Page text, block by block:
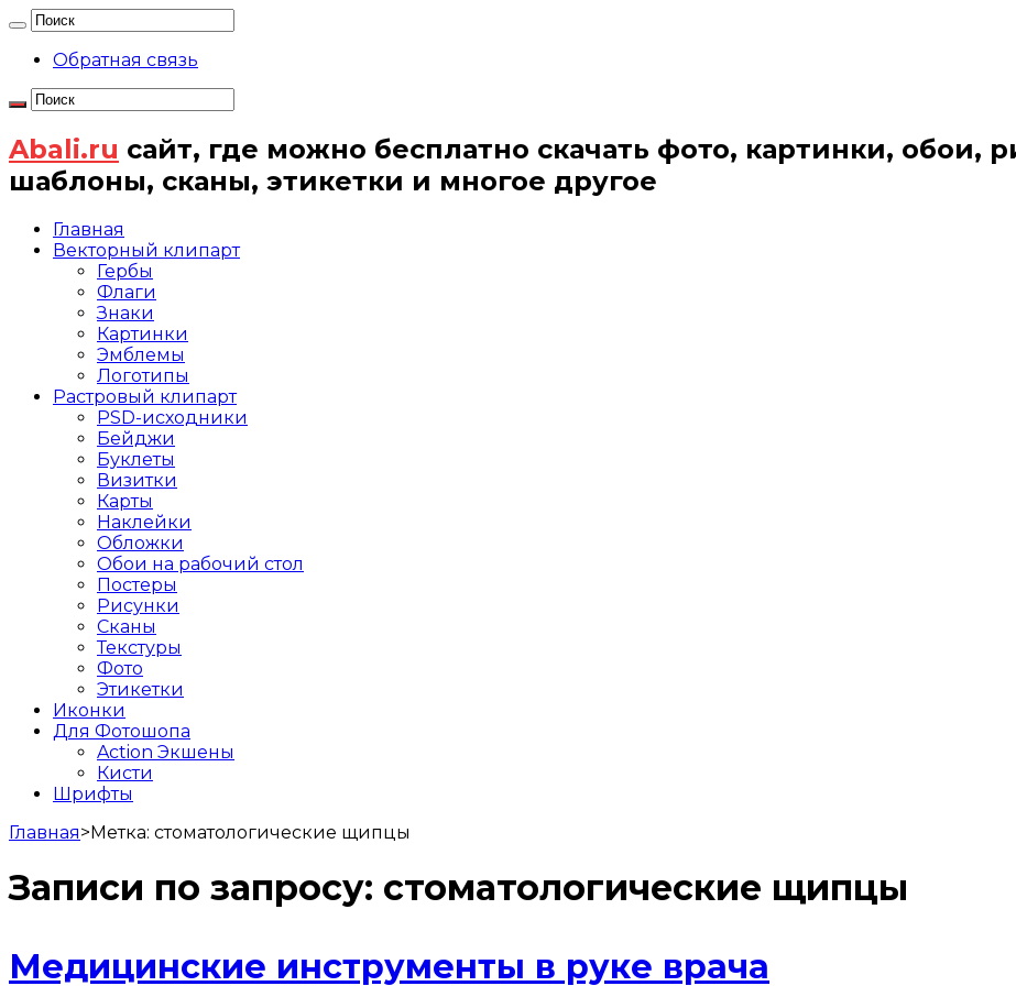
Обратная связь
Abali.ru сайт, где можно бесплатно скачать фото, картинки, обои,
шаблоны, сканы, этикетки и многое другое
Главная
Векторный клипарт
Гербы
Флаги
Знаки
Картинки
Эмблемы
Логотипы
Растровый клипарт
PSD-исходники
Бейджи
Буклеты
Визитки
Карты
Наклейки
Обложки
Обои на рабочий стол
Постеры
Рисунки
Сканы
Текстуры
Фото
Этикетки
Иконки
Для Фотошопа
Action Экшены
Кисти
Шрифты
Главная>Метка: стоматологические щипцы
Записи по запросу: стоматологические щипцы
Медицинские инструменты в руке врача